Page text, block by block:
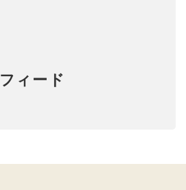
フィード